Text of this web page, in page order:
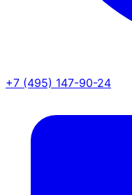
+7 (495) 147-90-24